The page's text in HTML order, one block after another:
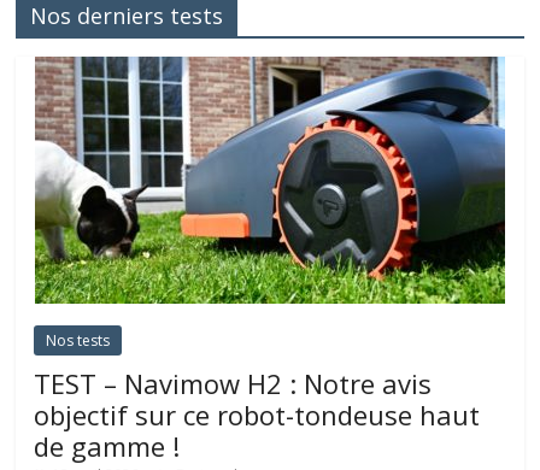
Nos derniers tests
Nos tests
TEST – Navimow H2 : Notre avis
objectif sur ce robot-tondeuse haut
de gamme !